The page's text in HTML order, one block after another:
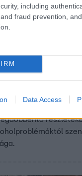
including
fraud prevention,
Data Access
videó készült,